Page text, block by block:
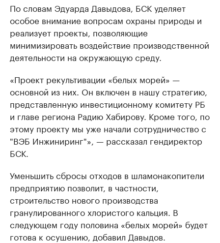
По словам Эдуарда Давыдова, БСК уделяет
особое внимание вопросам охраны природы и
реализует проекты, позволяющие
минимизировать воздействие производственной
деятельности на окружающую среду.
«Проект рекультивации «белых морей» —
основной из них. Он включен в нашу стратегию,
представленную инвестиционному комитету РБ
и главе региона Радию Хабирову. Кроме того, по
этому проекту мы уже начали сотрудничество с
"ВЭБ Инжиниринг"», — рассказал гендиректор
БСК.
Уменьшить сбросы отходов в шламонакопители
предприятию позволит, в частности,
строительство нового производства
гранулированного хлористого кальция. В
следующем году половина «белых морей» будет
готова к осушению, добавил Давыдов.